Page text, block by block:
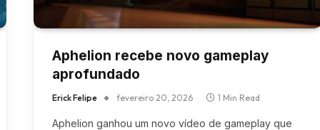
Aphelion recebe novo gameplay
aprofundado
Erick Felipe fevereiro 20, 2026 1 Min Read
Aphelion ganhou um novo vídeo de gameplay que